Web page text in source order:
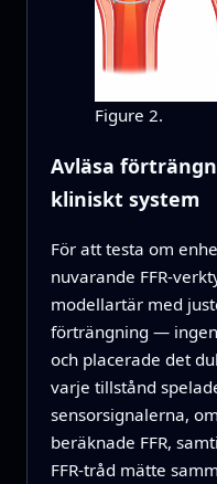
Figure 2.
Avläsa
kliniskt system
För att testa om
nuvarande FFR-
modellartär med
förträngning —
och placerade det
varje tillstånd
sensorsignalerna,
beräknade FFR,
FFR-tråd mätte